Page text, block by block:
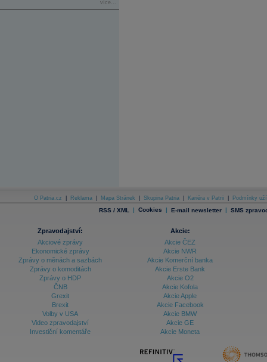
více...
O Patria.cz Reklama Mapa Stránek Skupina Patria Kariéra v Patrii Podmínky
RSS / XML | Cookies | E-mail newsletter | SMS
Zpravodajství:
Akciové zprávy
Ekonomické zprávy
Zprávy o měnách a sazbách
Zprávy o komoditách
Zprávy o HDP
ČNB
Grexit
Brexit
Volby v USA
Video zpravodajství
Investiční komentáře
Akcie:
Akcie ČEZ
Akcie NWR
Akcie Komerční banka
Akcie Erste Bank
Akcie O2
Akcie Kofola
Akcie Apple
Akcie Facebook
Akcie BMW
Akcie GE
Akcie Moneta